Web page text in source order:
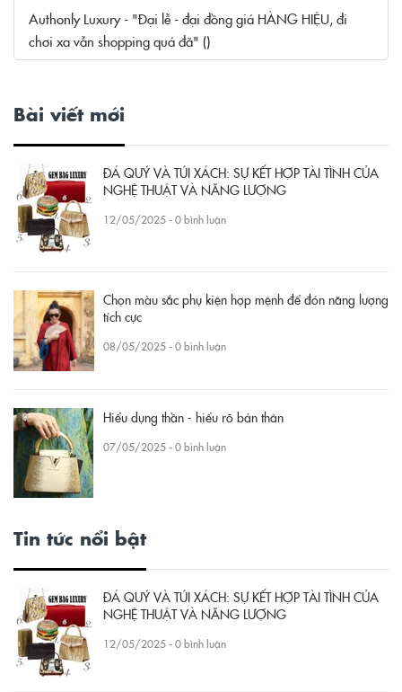
Authonly Luxury - "Đại lễ - đại đồng giá HÀNG HIỆU, đi
chơi xa vẫn shopping quá đã" ()
Bài viết mới
ĐÁ QUÝ VÀ TÚI XÁCH: SỰ KẾT HỢP TÀI TÌNH CỦA
NGHỆ THUẬT VÀ NĂNG LƯỢNG
12/05/2025 - 0 bình luận
Chọn màu sắc phụ kiện hợp mệnh để đón năng lượng
tích cực
08/05/2025 - 0 bình luận
Hiểu dụng thần - hiểu rõ bản thân
07/05/2025 - 0 bình luận
Tin tức nổi bật
ĐÁ QUÝ VÀ TÚI XÁCH: SỰ KẾT HỢP TÀI TÌNH CỦA
NGHỆ THUẬT VÀ NĂNG LƯỢNG
12/05/2025 - 0 bình luận